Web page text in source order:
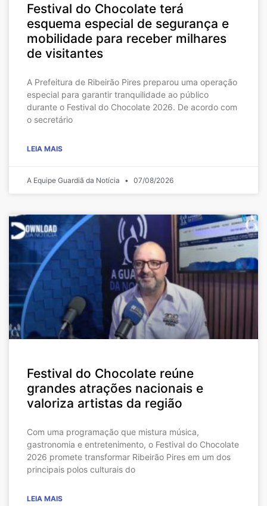
Festival do Chocolate terá
esquema especial de segurança e
mobilidade para receber milhares
de visitantes
A Prefeitura de Ribeirão Pires preparou uma operação
especial para garantir tranquilidade ao público
durante o Festival do Chocolate 2026. De acordo com
o secretário
LEIA MAIS
A Equipe Guardiã da Notícia 07/08/2026
Festival do Chocolate reúne
grandes atrações nacionais e
valoriza artistas da região
Com uma programação que mistura música,
gastronomia e entretenimento, o Festival do Chocolate
2026 promete transformar Ribeirão Pires em um dos
principais polos culturais do
LEIA MAIS